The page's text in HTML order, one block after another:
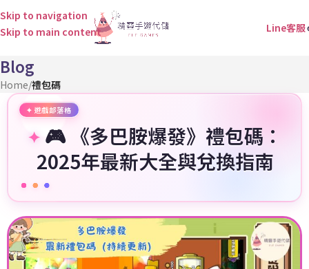
Skip to navigation
Skip to main content
Line客服
Blog
Home/禮包碼
🎮 《多巴胺爆發》禮包碼：
2025年最新大全與兌換指南